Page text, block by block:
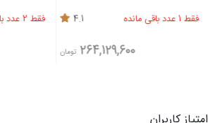
فقط 1 عدد باقی مانده 4.1
264,129,600 تومان
فقط 2 عدد باقی مانده
امتیاز کاربران